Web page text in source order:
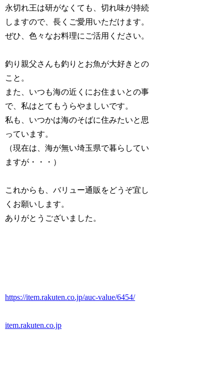
永切れ王は研がなくても、切れ味が持続
しますので、長くご愛用いただけます。
ぜひ、色々なお料理にご活用ください。
釣り親父さんも釣りとお魚が大好きとの
こと。
また、いつも海の近くにお住まいとの事
で、私はとてもうらやましいです。
私も、いつかは海のそばに住みたいと思
っています。
（現在は、海が無い埼玉県で暮らしてい
ますが・・・）
これからも、バリュー通販をどうぞ宜し
くお願いします。
ありがとうございました。
https://item.rakuten.co.jp/auc-value/6454/
item.rakuten.co.jp